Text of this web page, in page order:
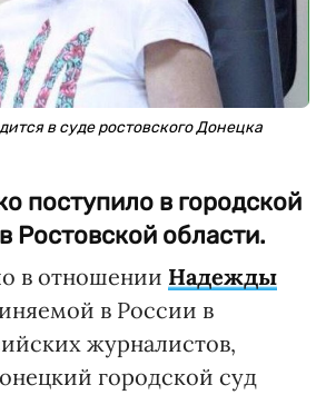
в суде ростовского Донецка
поступило в городской
Ростовской области.
в отношении Надежды
в России в
журналистов,
городской суд